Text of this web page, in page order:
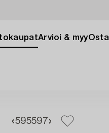
Arvioi & myyOsta
595597